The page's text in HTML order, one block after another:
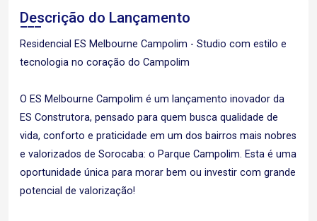
Descrição do Lançamento
Residencial ES Melbourne Campolim - Studio com estilo e
tecnologia no coração do Campolim
O ES Melbourne Campolim é um lançamento inovador da
ES Construtora, pensado para quem busca qualidade de
vida, conforto e praticidade em um dos bairros mais nobres
e valorizados de Sorocaba: o Parque Campolim. Esta é uma
oportunidade única para morar bem ou investir com grande
potencial de valorização!